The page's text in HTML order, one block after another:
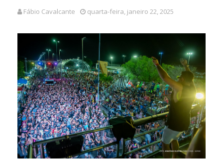
Fábio Cavalcante quarta-feira, janeiro 22, 2025